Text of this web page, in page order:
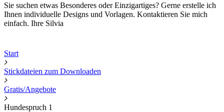
Sie suchen etwas Besonderes oder Einzigartiges? Gerne erstelle ich
Ihnen individuelle Designs und Vorlagen. Kontaktieren Sie mich
einfach. Ihre Silvia
Start
Stickdateien zum Downloaden
Gratis/Angebote
Hundespruch 1